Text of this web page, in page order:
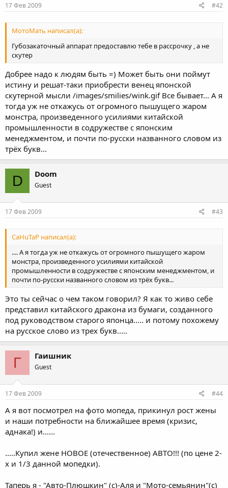
17 Фев 2009 #42
МотоМать написал(а):
Губозакаточный аппарат предоставлю тебе в рассрочку , а не
скутер
Добрее надо к людям быть =) Может быть они поймут
истину и решат-таки приобрести венец японской
скутерной мысли /images/smilies/wink.gif Все бывает... А я
тогда уж не откажусь от огромного пышущего жаром
монстра, произведенного усилиями китайской
промышленности в содружестве с японским
менеджментом, и почти по-русски названного словом из
трёх букв...
D Doom
Guest
17 Фев 2009 #43
CaHuTaP написал(а):
.... А я тогда уж не откажусь от огромного пышущего жаром
монстра, произведенного усилиями китайской
промышленности в содружестве с японским менеджментом, и
почти по-русски названного словом из трёх букв...
Это ты сейчас о чем таком говорил? Я как то живо себе
представил китайского дракона из бумаги, созданного
под руководством старого японца..... и потому похожему
на русское слово из трех букв.....
Г Гаишник
Guest
17 Фев 2009 #44
А я вот посмотрел на фото мопеда, прикинул рост жены
и наши потребности на ближайшее время (кризис,
аднака!) и......
.....Купил жене НОВОЕ (отечественное) АВТО!!! (по цене 2-
х и 1/3 данной мопедки).
Таперь я - "Авто-Плюшкин" (с)-Аля и "Мото-семьянин"(с)